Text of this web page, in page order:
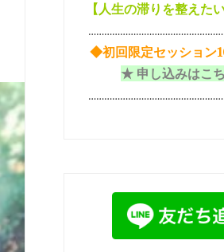
【人生の滞りを整えた
◆初回限定セッショ
★ 申し込みはこ